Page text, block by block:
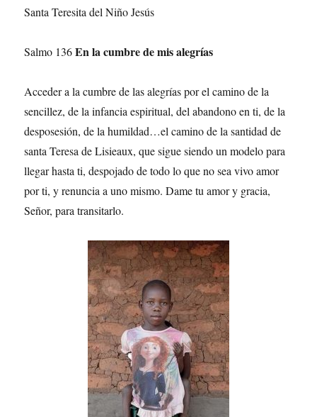
Santa Teresita del Niño Jesús
Salmo 136En la cumbre de mis alegrías
Acceder a la cumbre de las alegrías por el camino de la
sencillez, de la infancia espiritual, del abandono en ti, de la
desposesión, de la humildad…el camino de la santidad de
santa Teresa de Lisieaux, que sigue siendo un modelo para
llegar hasta ti, despojado de todo lo que no sea vivo amor
por ti, y renuncia a uno mismo. Dame tu amor y gracia,
Señor, para transitarlo.